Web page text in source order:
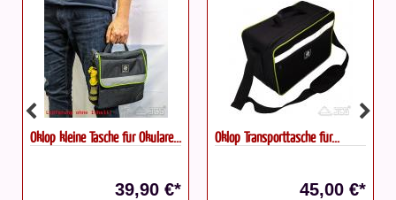
Oklop kleine Tasche für Okulare...
39,90 €*
Oklop Transporttasche für...
45,00 €*